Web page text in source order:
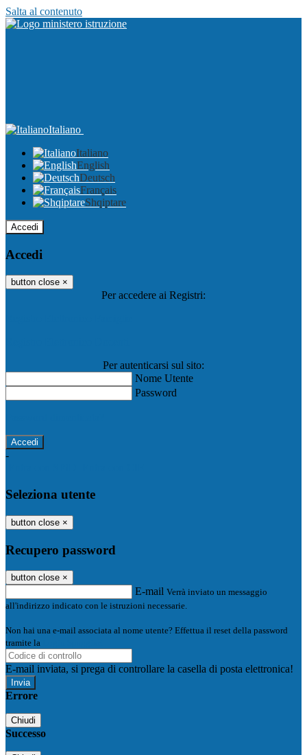
Salta al contenuto
Italiano
Italiano
English
Deutsch
Français
Shqiptare
Accedi
Accedi
button close ×
Per accedere ai Registri:
Per autenticarsi sul sito:
Nome Utente
Password
-
Seleziona utente
button close ×
Recupero password
button close ×
E-mail Verrà inviato un messaggio
all'indirizzo indicato con le istruzioni necessarie.
Non hai una e-mail associata al nome utente? Effettua il reset della password
tramite la
E-mail inviata, si prega di controllare la casella di posta elettronica!
Errore
Chiudi
Successo